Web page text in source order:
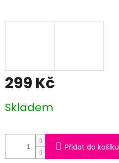
299 Kč
cena:
Skladem
Přidat do košíku